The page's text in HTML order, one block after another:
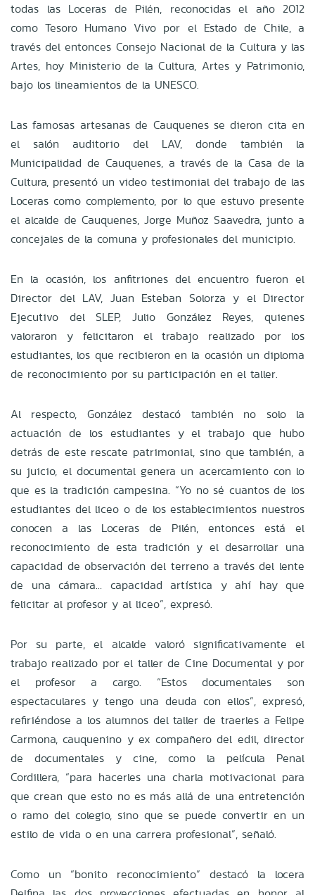
todas las Loceras de Pilén, reconocidas el año 2012
como Tesoro Humano Vivo por el Estado de Chile, a
través del entonces Consejo Nacional de la Cultura y las
Artes, hoy Ministerio de la Cultura, Artes y Patrimonio,
bajo los lineamientos de la UNESCO.
Las famosas artesanas de Cauquenes se dieron cita en
el salón auditorio del LAV, donde también la
Municipalidad de Cauquenes, a través de la Casa de la
Cultura, presentó un video testimonial del trabajo de las
Loceras como complemento, por lo que estuvo presente
el alcalde de Cauquenes, Jorge Muñoz Saavedra, junto a
concejales de la comuna y profesionales del municipio.
En la ocasión, los anfitriones del encuentro fueron el
Director del LAV, Juan Esteban Solorza y el Director
Ejecutivo del SLEP, Julio González Reyes, quienes
valoraron y felicitaron el trabajo realizado por los
estudiantes, los que recibieron en la ocasión un diploma
de reconocimiento por su participación en el taller.
Al respecto, González destacó también no solo la
actuación de los estudiantes y el trabajo que hubo
detrás de este rescate patrimonial, sino que también, a
su juicio, el documental genera un acercamiento con lo
que es la tradición campesina. “Yo no sé cuantos de los
estudiantes del liceo o de los establecimientos nuestros
conocen a las Loceras de Pilén, entonces está el
reconocimiento de esta tradición y el desarrollar una
capacidad de observación del terreno a través del lente
de una cámara… capacidad artística y ahí hay que
felicitar al profesor y al liceo”, expresó.
Por su parte, el alcalde valoró significativamente el
trabajo realizado por el taller de Cine Documental y por
el profesor a cargo. “Estos documentales son
espectaculares y tengo una deuda con ellos”, expresó,
refiriéndose a los alumnos del taller de traerles a Felipe
Carmona, cauquenino y ex compañero del edil, director
de documentales y cine, como la película Penal
Cordillera, “para hacerles una charla motivacional para
que crean que esto no es más allá de una entretención
o ramo del colegio, sino que se puede convertir en un
estilo de vida o en una carrera profesional”, señaló.
Como un “bonito reconocimiento” destacó la locera